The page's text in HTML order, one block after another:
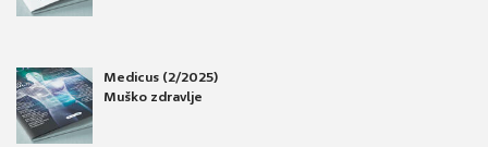
Medicus (2/2025)
Muško zdravlje